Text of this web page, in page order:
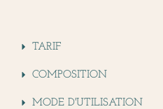
TARIF
COMPOSITION
MODE D'UTILISATION